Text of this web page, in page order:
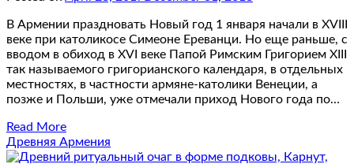
В Армении праздновать Новый год 1 января начали в XVIII
веке при католикосе Симеоне Ереванци. Но еще раньше, с
вводом в обиход в XVI веке Папой Римским Григорием XIII
так называемого григорианского календаря, в отдельных
местностях, в частности армяне-католики Венеции, а
позже и Польши, уже отмечали приход Нового года по…
Read More
Древняя Армения